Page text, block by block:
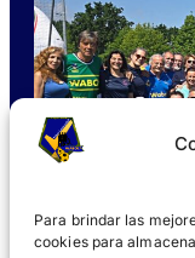
Para brindar las
cookies para